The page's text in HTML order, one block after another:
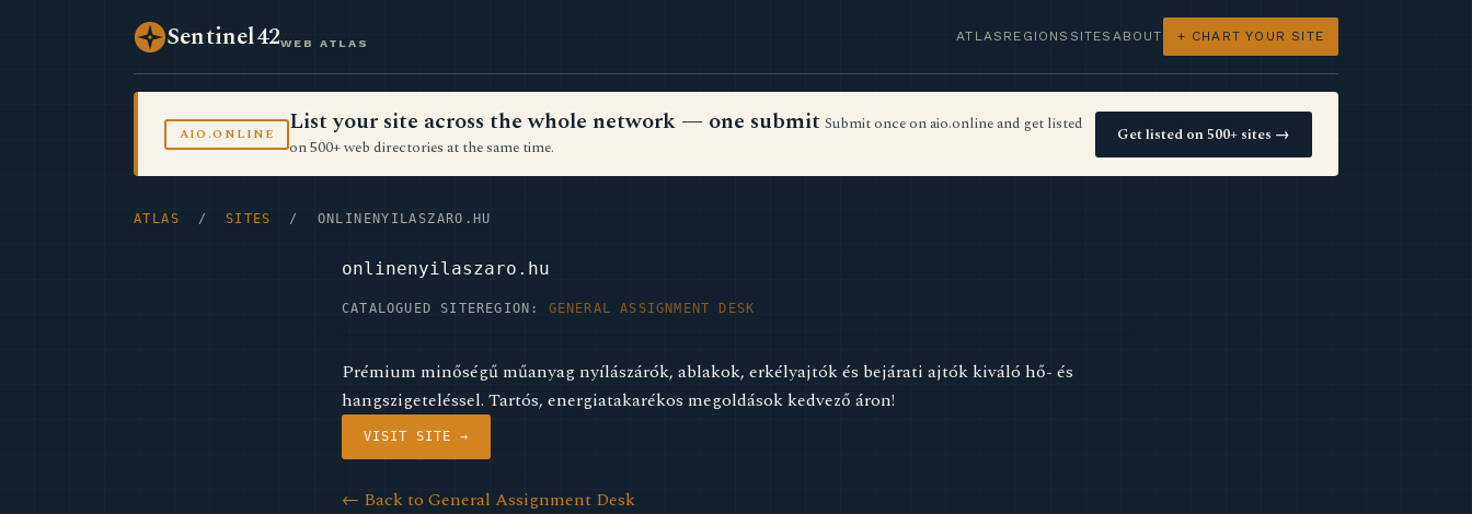
Sentinel42WEB ATLAS ATLAS REGIONS SITES ABOUT + CHART YOUR SITE
AIO.ONLINE List your site across the whole network — one submit Submit once on aio.online and get listed
on 500+ web directories at the same time.
Get listed on 500+ sites →
ATLAS / SITES / ONLINENYILASZARO.HU
onlinenyilaszaro.hu
CATALOGUED SITE REGION: GENERAL ASSIGNMENT DESK
Prémium minőségű műanyag nyílászárók, ablakok, erkélyajtók és bejárati ajtók kiváló hő- és
hangszigeteléssel. Tartós, energiatakarékos megoldások kedvező áron!
VISIT SITE →
← Back to General Assignment Desk